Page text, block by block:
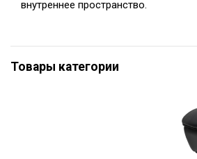
внутреннее пространство.
Товары категории